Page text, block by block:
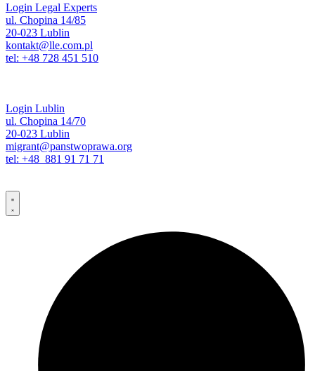
Login Legal Experts
ul. Chopina 14/85
20-023 Lublin
kontakt@lle.com.pl
tel: +48 728 451 510
Login Lublin
ul. Chopina 14/70
20-023 Lublin
migrant@panstwoprawa.org
tel: +48 881 91 71 71